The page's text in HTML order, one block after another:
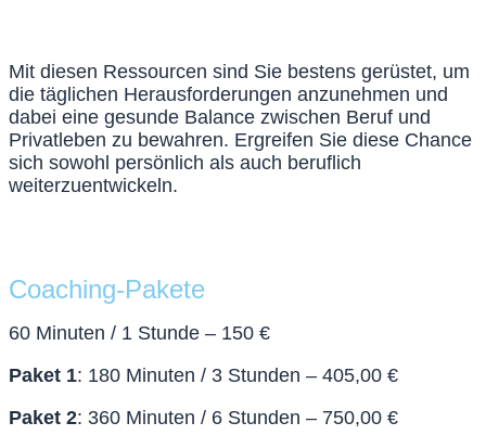
Mit diesen Ressourcen sind Sie bestens gerüstet, um
die täglichen Herausforderungen anzunehmen und
dabei eine gesunde Balance zwischen Beruf und
Privatleben zu bewahren. Ergreifen Sie diese Chance
sich sowohl persönlich als auch beruflich
weiterzuentwickeln.
Coaching-Pakete
60 Minuten / 1 Stunde – 150 €
Paket 1: 180 Minuten / 3 Stunden – 405,00 €
Paket 2: 360 Minuten / 6 Stunden – 750,00 €